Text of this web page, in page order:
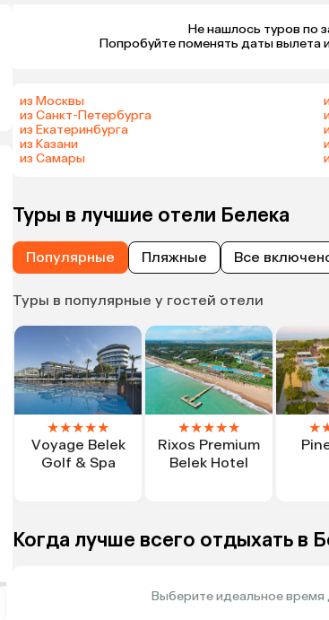
Не нашлось туров по
Попробуйте поменять даты вылета
из Москвы
из Санкт-Петербурга
из Екатеринбурга
из Казани
из Самары
Туры в лучшие отели Белека
Популярные Пляжные Все
Туры в популярные у гостей отели
★★★★★
Voyage Belek
Golf & Spa
★★★★★
Rixos Premium
Belek Hotel
★
Когда лучше всего отдыхать в
Выберите идеальное время